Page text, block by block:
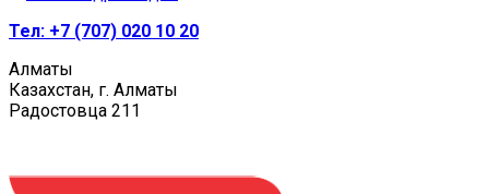
Тел: +7 (707) 020 10 20
Алматы
Казахстан, г. Алматы
Радостовца 211